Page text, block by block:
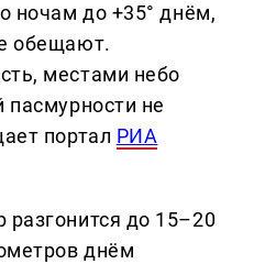
ночам до +35° днём,
обещают.
местами небо
пасмурности не
портал РИА
до 15–20
днём